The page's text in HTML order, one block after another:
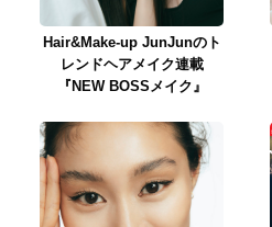
Hair&Make-up JunJunのト
レンドヘアメイク連載
『NEW BOSSメイク』